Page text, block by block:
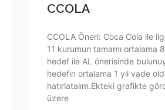
CCOLA
CCOLA Öneri: Coca Cola ile
11 kurumun tamamı ortalama
hedef ile AL önerisinde
hedefin ortalama 1 yıl vade
hatırlatalım.Ekteki grafikte
üzere